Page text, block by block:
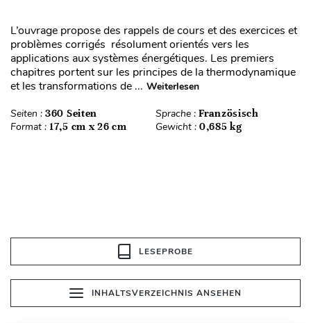
L’ouvrage propose des rappels de cours et des exercices et
problèmes corrigés résolument orientés vers les
applications aux systèmes énergétiques. Les premiers
chapitres portent sur les principes de la thermodynamique
et les transformations de ... Weiterlesen
Seiten : 360 Seiten Sprache : Französisch
Format : 17,5 cm x 26 cm Gewicht : 0,685 kg
LESEPROBE
INHALTSVERZEICHNIS ANSEHEN